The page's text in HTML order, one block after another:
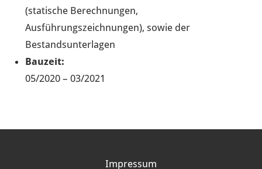
(statische Berechnungen,
Ausführungszeichnungen), sowie der
Bestandsunterlagen
Bauzeit:
05/2020 – 03/2021
Impressum